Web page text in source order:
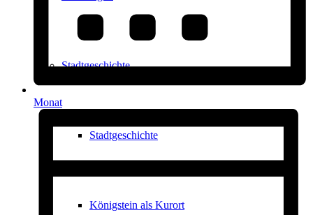
Stadtgeschichte
Stadtgeschichte
Königstein als Kurort
Monat